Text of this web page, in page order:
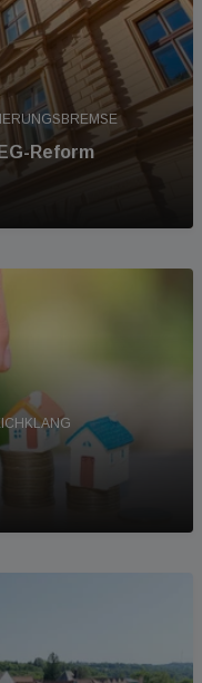
Reform